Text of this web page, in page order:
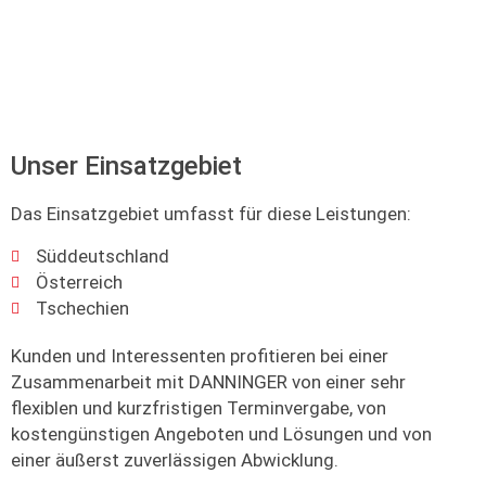
Unser Einsatzgebiet
Das Einsatzgebiet umfasst für diese Leistungen:
Süddeutschland
Österreich
Tschechien
Kunden und Interessenten profitieren bei einer
Zusammenarbeit mit DANNINGER von einer sehr
flexiblen und kurzfristigen Terminvergabe, von
kostengünstigen Angeboten und Lösungen und von
einer äußerst zuverlässigen Abwicklung.